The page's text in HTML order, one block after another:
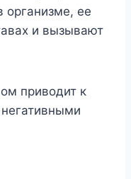
организме, ее
и вызывают
приводит к